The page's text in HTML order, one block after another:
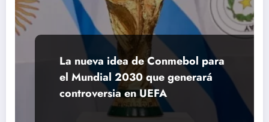
La nueva idea de Conmebol para
el Mundial 2030 que generará
controversia en UEFA